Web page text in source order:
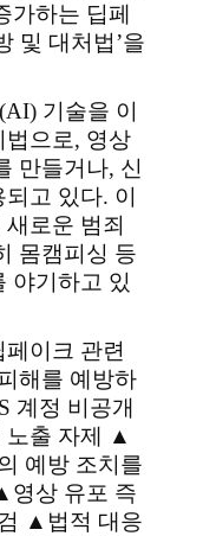
가하는 딥페
및 대처법’을
기술을 이
법으로, 영상
만들거나, 신
고 있다. 이
로운 범죄
몸캠피싱 등
야기하고 있
이크 관련
해를 예방하
계정 비공개
노출 자제 ▲
예방 조치를
영상 유포 즉
▲법적 대응